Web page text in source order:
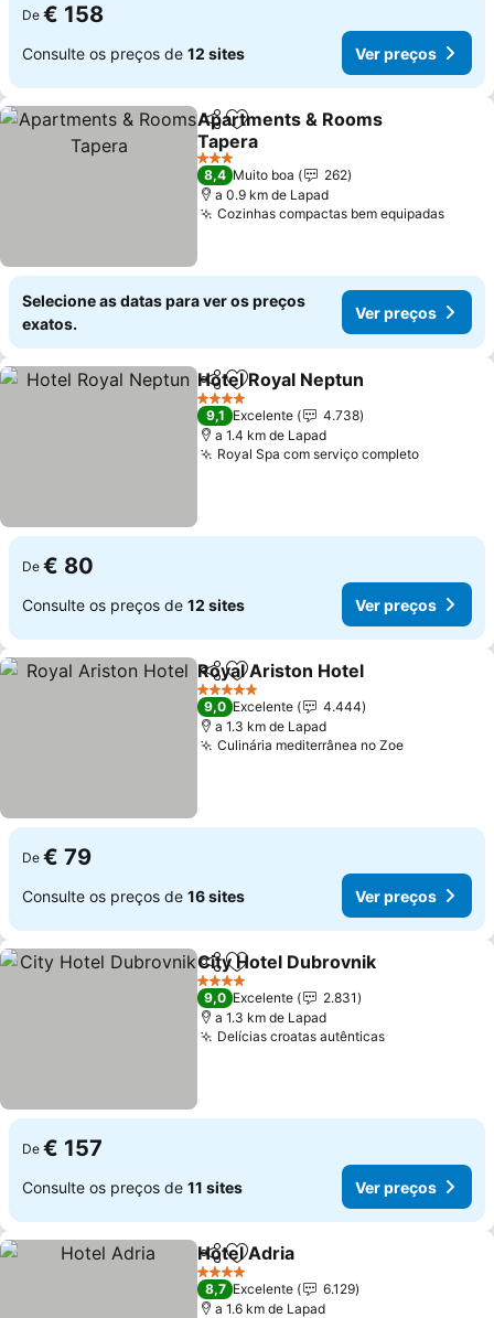
De € 158
Consulte os preços de 12 sites Ver preços
PartilharAdicionar aos favoritos
Apartments & Rooms
Tapera
Ver preços
3 Estrelas
8,4 Muito boa
262
a 0.9 km de Lapad
Cozinhas compactas bem equipadasVer
Selecione as datas para ver os preços
exatos.
Ver preços
PartilharAdicionar aos favoritos
Hotel Royal Neptun
4 Estrelas
9,1 Excelente
4.738
a 1.4 km de Lapad
Royal Spa com serviço completoVer
De € 80
Consulte os preços de 12 sites Ver preços
PartilharAdicionar aos favoritos
Royal Ariston Hotel
5 Estrelas
9,0 Excelente
4.444
a 1.3 km de Lapad
Culinária mediterrânea no ZoeVer preços
De € 79
Consulte os preços de 16 sites Ver preços
PartilharAdicionar aos favoritos
City Hotel Dubrovnik
4 Estrelas
9,0 Excelente
2.831
a 1.3 km de Lapad
Delícias croatas autênticasVer preços
De € 157
Consulte os preços de 11 sites Ver preços
PartilharAdicionar aos favoritos
Hotel Adria
4 Estrelas
8,7 Excelente
6.129
a 1.6 km de Lapad